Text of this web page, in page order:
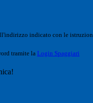
indicato con le
tramite la Login Spaggiari